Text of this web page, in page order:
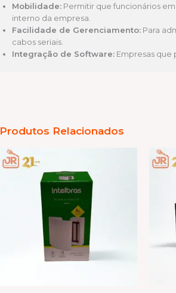
Mobilidade: Permitir que funcionários
interno da empresa.
Facilidade de Gerenciamento: Para
cabos seriais.
Integração de Software: Empresas que
Produtos Relacionados